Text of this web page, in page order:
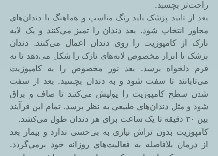
راحت‌تر بچسبد.
بعد از تایید پزشک باید رنگ مناسب و هماهنگ با دندان‌های
مجاور انتخاب شود. بعد دندان را تمیز می‌کنند و یک لایه
نازک از کامپوزیت را روی دندان اعمال می‌کنند. دندان
پزشک با ابزار مخصوص لایه‌های نازک را شکل می‌دهد تا به
فرم دلخواه برسد. بعد نور مخصوص را به کامپوزیت
می‌تابانند تا سفت شود و به دندان بچسبد. بعد از سفت
شدن سطح کامپوزیت را پولیش می‌کنند تا صاف و براق
شود و مثل دندان‌های طبیعی به نظر برسد. تمام این فرآیند
بین ۳۰ دقیقه تا یک ساعت برای هر دندان طول می‌کشد.
کامپوزیت بدون تراش نیازی به بی‌حسی ندارد و بیمار بعد
از درمان بلافاصله به فعالیت‌های روزانه خود برمی‌گردد.